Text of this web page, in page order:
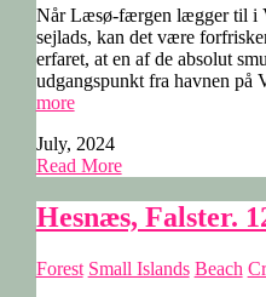
Når Læsø-færgen lægger til i
sejlads, kan det være
erfaret, at en af de absolut
udgangspunkt fra havnen
more“Læsø:
–
Holtemmen.
km.”
July, 2024
Read More
Hesnæs, Falster.
Forest Small Islands Beach